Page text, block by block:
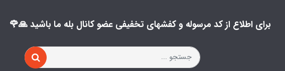
برای اطلاع از کد مرسوله و کفشهای تخفیفی عضو کانال بله ما باشید 🙏🌹